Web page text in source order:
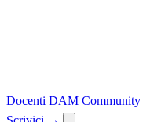
Docenti DAM Community